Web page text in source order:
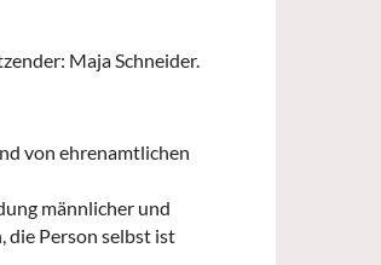
Maja Schneider.
von ehrenamtlichen
männlicher und
die Person selbst ist